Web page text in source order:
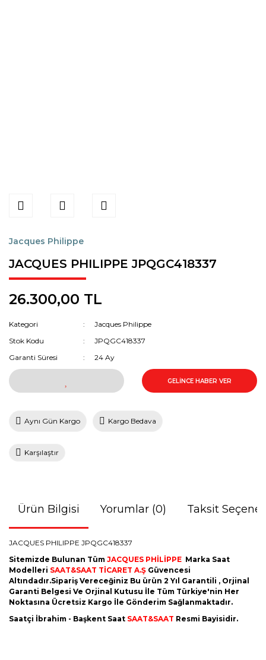
Jacques Philippe
JACQUES PHILIPPE JPQGC418337
26.300,00 TL
Kategori
Jacques Philippe
Stok Kodu
JPQGC418337
Garanti Süresi
24 Ay
GELİNCE HABER VER
Aynı Gün Kargo Kargo Bedava
Karşılaştır
Ürün Bilgisi Yorumlar (0) Taksit
JACQUES PHILIPPE JPQGC418337
Sitemizde Bulunan Tüm JACQUES PHİLİPPE Marka Saat
Modelleri SAAT&SAAT TİCARET A.Ş Güvencesi
Altındadır.Sipariş Vereceğiniz Bu ürün 2 Yıl Garantili , Orjinal
Garanti Belgesi Ve Orjinal Kutusu İle Tüm Türkiye'nin Her
Noktasına Ücretsiz Kargo İle Gönderim Sağlanmaktadır.
Saatçi İbrahim - Başkent Saat SAAT&SAAT Resmi Bayisidir.